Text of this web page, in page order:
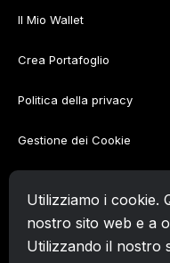
Utilizziamo i cookie.
nostro sito web e a
Utilizzando il nostro
Il Mio Wallet
Crea Portafoglio
Politica della privacy
Gestione dei Cookie
Condizioni d'uso